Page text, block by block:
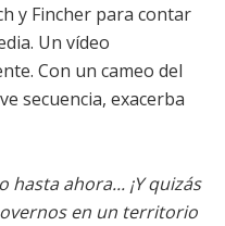
y Fincher para contar
Un vídeo
Con un cameo del
secuencia, exacerba
ahora... ¡Y quizás
en un territorio